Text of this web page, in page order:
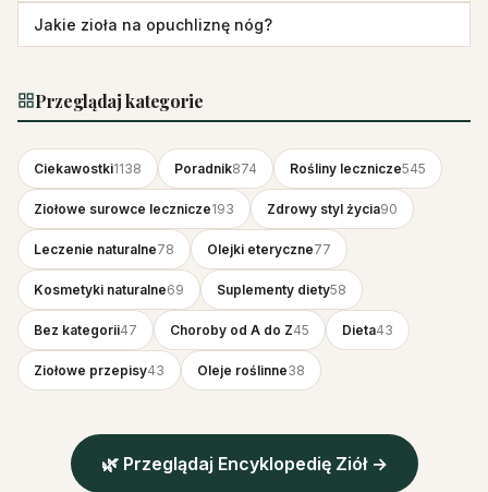
Jakie zioła na opuchliznę nóg?
Przeglądaj kategorie
Ciekawostki1138 Poradnik874 Rośliny lecznicze545
Ziołowe surowce lecznicze193 Zdrowy styl życia90
Leczenie naturalne78 Olejki eteryczne77
Kosmetyki naturalne69 Suplementy diety58
Bez kategorii47 Choroby od A do Z45 Dieta43
Ziołowe przepisy43 Oleje roślinne38
🌿 Przeglądaj Encyklopedię Ziół →